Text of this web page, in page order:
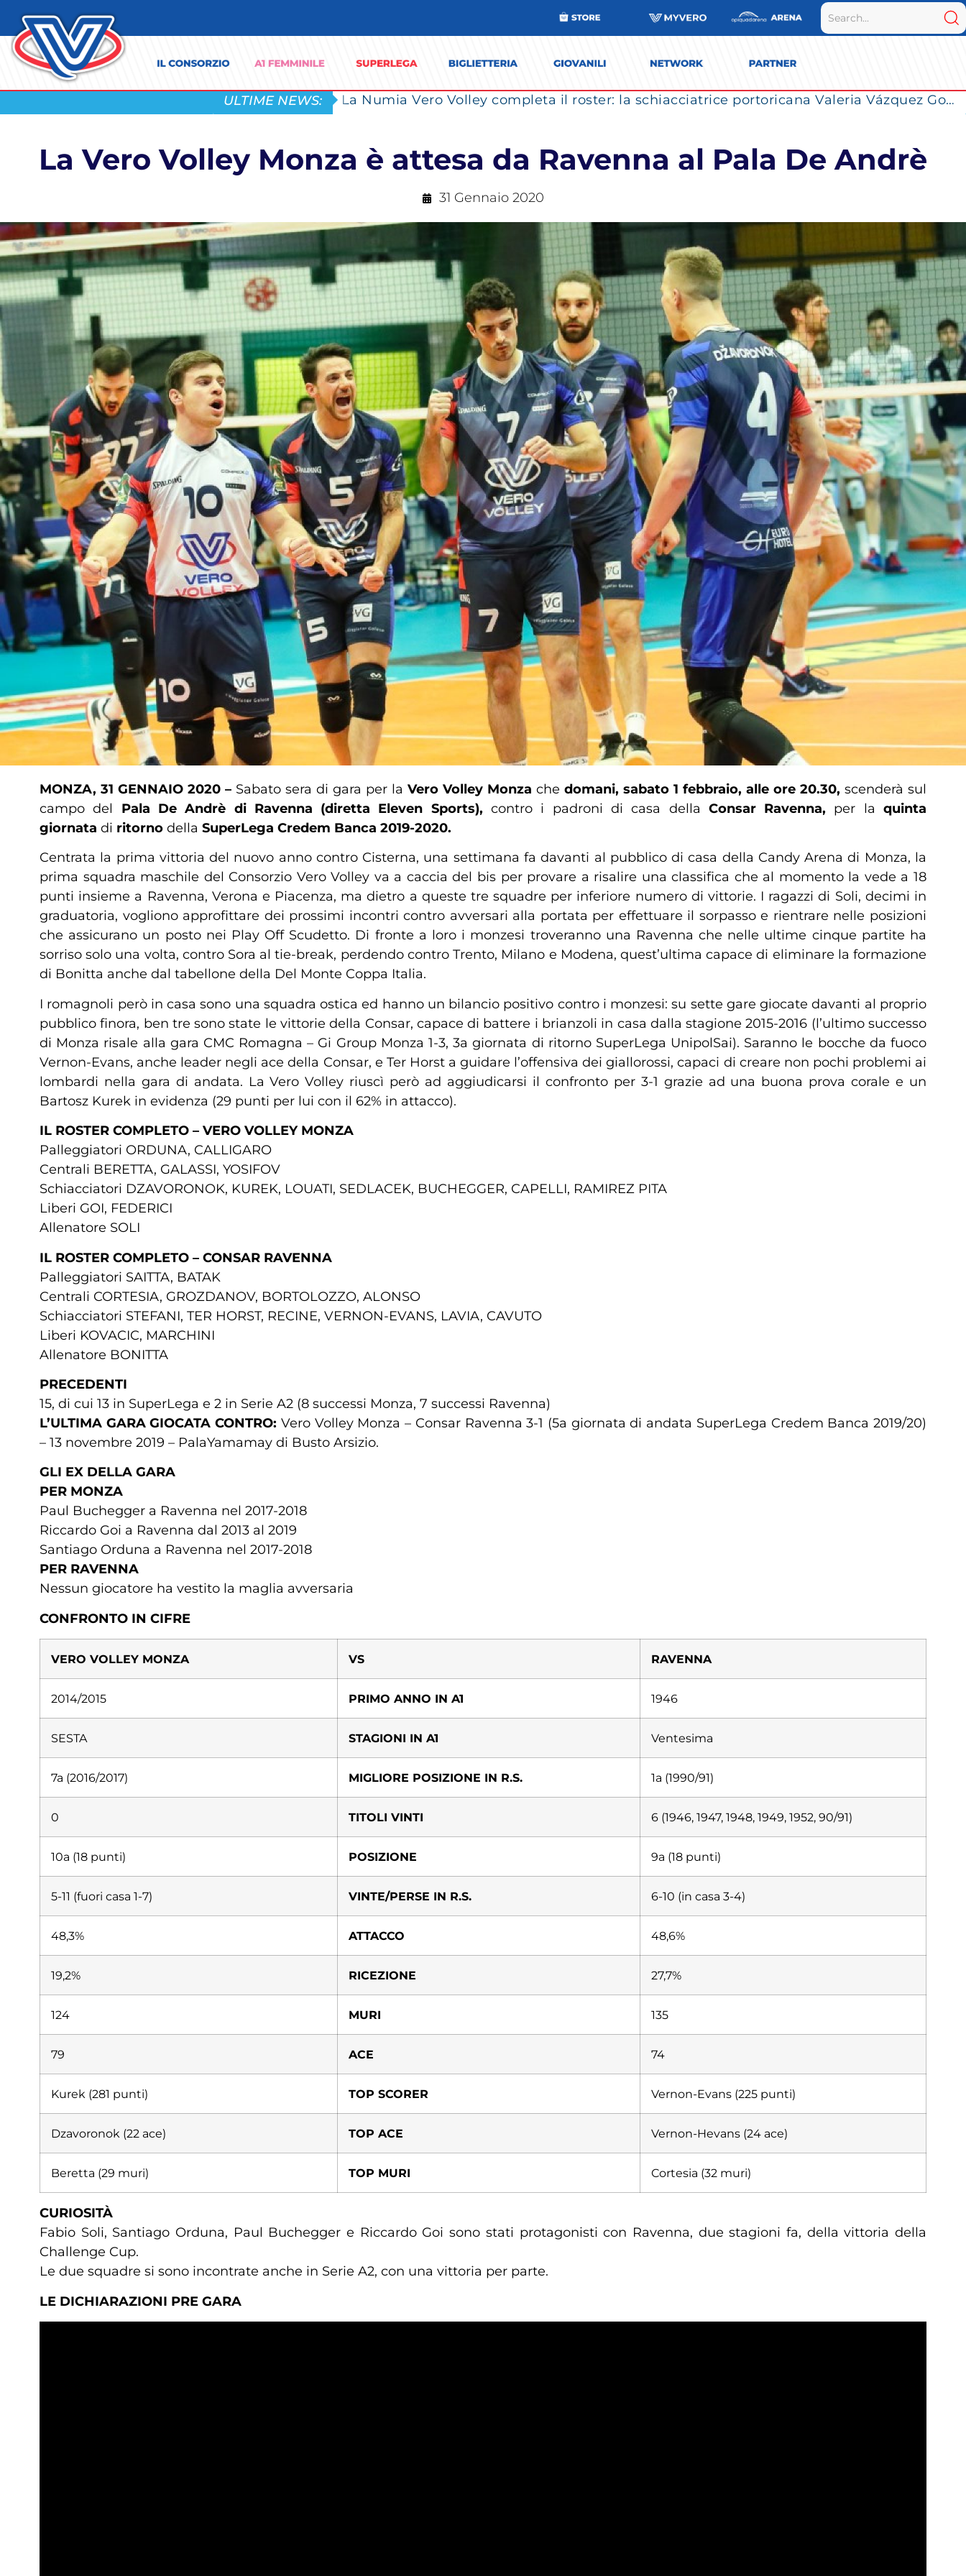
ULTIME NEWS: La Numia Vero Volley completa il roster: la schiacciatrice portoricana Valeria Vázquez Gomez è l’ultimo innesto di Milano per la stagione 2026/2027
La Vero Volley Monza è attesa da Ravenna al Pala De Andrè
31 Gennaio 2020
MONZA, 31 GENNAIO 2020 – Sabato sera di gara per la Vero Volley Monza che domani, sabato 1 febbraio, alle ore 20.30, scenderà sul
campo del Pala De Andrè di Ravenna (diretta Eleven Sports),contro i padroni di casa della Consar Ravenna, per laquinta
giornata di ritorno della SuperLega Credem Banca 2019-2020.
Centrata la prima vittoria del nuovo anno contro Cisterna, una settimana fa davanti al pubblico di casa della Candy Arena di Monza, la
prima squadra maschile del Consorzio Vero Volley va a caccia del bis per provare a risalire una classifica che al momento la vede a 18
punti insieme a Ravenna, Verona e Piacenza, ma dietro a queste tre squadre per inferiore numero di vittorie. I ragazzi di Soli, decimi in
graduatoria, vogliono approfittare dei prossimi incontri contro avversari alla portata per effettuare il sorpasso e rientrare nelle posizioni
che assicurano un posto nei Play Off Scudetto. Di fronte a loro i monzesi troveranno una Ravenna che nelle ultime cinque partite ha
sorriso solo una volta, contro Sora al tie-break, perdendo contro Trento, Milano e Modena, quest’ultima capace di eliminare la formazione
di Bonitta anche dal tabellone della Del Monte Coppa Italia.
I romagnoli però in casa sono una squadra ostica ed hanno un bilancio positivo contro i monzesi: su sette gare giocate davanti al proprio
pubblico finora, ben tre sono state le vittorie della Consar, capace di battere i brianzoli in casa dalla stagione 2015-2016 (l’ultimo successo
di Monza risale alla gara CMC Romagna – Gi Group Monza 1-3, 3a giornata di ritorno SuperLega UnipolSai). Saranno le bocche da fuoco
Vernon-Evans, anche leader negli ace della Consar, e Ter Horst a guidare l’offensiva dei giallorossi, capaci di creare non pochi problemi ai
lombardi nella gara di andata. La Vero Volley riuscì però ad aggiudicarsi il confronto per 3-1 grazie ad una buona prova corale e un
Bartosz Kurek in evidenza (29 punti per lui con il 62% in attacco).
IL ROSTER COMPLETO – VERO VOLLEY MONZA
Palleggiatori ORDUNA, CALLIGARO
Centrali BERETTA, GALASSI, YOSIFOV
Schiacciatori DZAVORONOK, KUREK, LOUATI, SEDLACEK, BUCHEGGER, CAPELLI, RAMIREZ PITA
Liberi GOI, FEDERICI
Allenatore SOLI
IL ROSTER COMPLETO – CONSAR RAVENNA
Palleggiatori SAITTA, BATAK
Centrali CORTESIA, GROZDANOV, BORTOLOZZO, ALONSO
Schiacciatori STEFANI, TER HORST, RECINE, VERNON-EVANS, LAVIA, CAVUTO
Liberi KOVACIC, MARCHINI
Allenatore BONITTA
PRECEDENTI
15, di cui 13 in SuperLega e 2 in Serie A2 (8 successi Monza, 7 successi Ravenna)
L’ULTIMA GARA GIOCATA CONTRO: Vero Volley Monza – Consar Ravenna 3-1 (5a giornata di andata SuperLega Credem Banca 2019/20)
– 13 novembre 2019 – PalaYamamay di Busto Arsizio.
GLI EX DELLA GARA
PER MONZA
Paul Buchegger a Ravenna nel 2017-2018
Riccardo Goi a Ravenna dal 2013 al 2019
Santiago Orduna a Ravenna nel 2017-2018
PER RAVENNA
Nessun giocatore ha vestito la maglia avversaria
CONFRONTO IN CIFRE
VERO VOLLEY MONZA VS RAVENNA
2014/2015 PRIMO ANNO IN A1 1946
SESTA STAGIONI IN A1 Ventesima
7a (2016/2017) MIGLIORE POSIZIONE IN R.S. 1a (1990/91)
0 TITOLI VINTI 6 (1946, 1947, 1948, 1949, 1952, 90/91)
10a (18 punti) POSIZIONE 9a (18 punti)
5-11 (fuori casa 1-7) VINTE/PERSE IN R.S. 6-10 (in casa 3-4)
48,3% ATTACCO 48,6%
19,2% RICEZIONE 27,7%
124 MURI 135
79 ACE 74
Kurek (281 punti) TOP SCORER Vernon-Evans (225 punti)
Dzavoronok (22 ace) TOP ACE Vernon-Hevans (24 ace)
Beretta (29 muri) TOP MURI Cortesia (32 muri)
CURIOSITÀ
Fabio Soli, Santiago Orduna, Paul Buchegger e Riccardo Goi sono stati protagonisti con Ravenna, due stagioni fa, della vittoria della
Challenge Cup.
Le due squadre si sono incontrate anche in Serie A2, con una vittoria per parte.
LE DICHIARAZIONI PRE GARA